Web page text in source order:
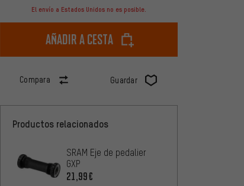
El envío a Estados Unidos no es posible.
Añadir a cesta
Compara Guardar
Productos relacionados
SRAM Eje de pedalier
GXP
21,99€